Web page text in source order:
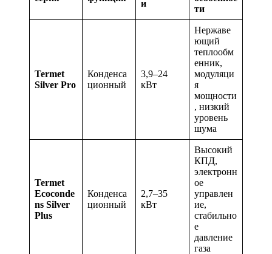
и
ти
Termet
Silver Pro
Конденса
ционный
3,9–24
кВт
Нержаве
ющий
теплообм
енник,
модуляци
я
мощности
, низкий
уровень
шума
Termet
Ecoconde
ns Silver
Plus
Конденса
ционный
2,7–35
кВт
Высокий
КПД,
электронн
ое
управлен
ие,
стабильно
е
давление
газа